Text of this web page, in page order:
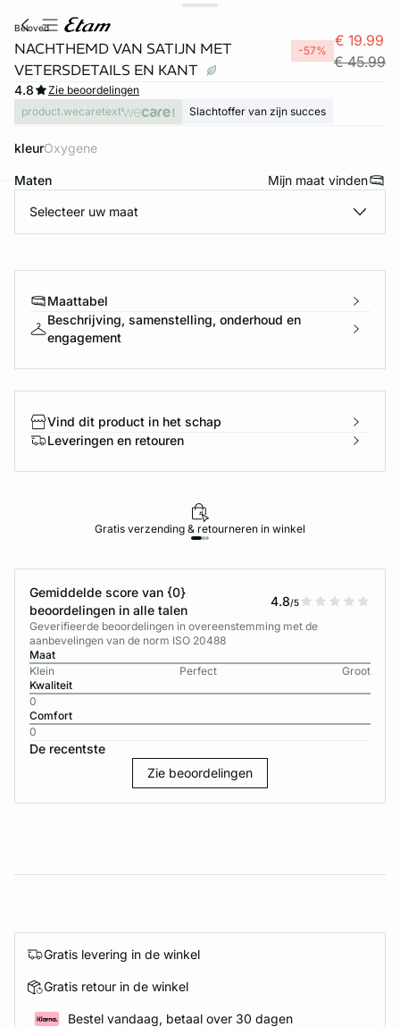
beloved
NACHTHEMD VAN SATIJN MET
VETERSDETAILS EN KANT
-57%
€ 19.99
€ 45.99
4.8
Zie beoordelingen
product.wecaretext
Slachtoffer van zijn succes
kleur oxygene
Maten Mijn maat vinden
Selecteer uw maat
Maattabel
Beschrijving, samenstelling, onderhoud en
engagement
Vind dit product in het schap
Leveringen en retouren
Gratis verzending & retourneren in winkel
Gemiddelde score van {0}
beoordelingen in alle talen
4.8/5
Geverifieerde beoordelingen in overeenstemming met de
aanbevelingen van de norm ISO 20488
Maat
Klein
Perfect
Groot
Kwaliteit
0
Comfort
0
De recentste
Zie beoordelingen
Gratis levering in de winkel
Gratis retour in de winkel
Bestel vandaag, betaal over 30 dagen